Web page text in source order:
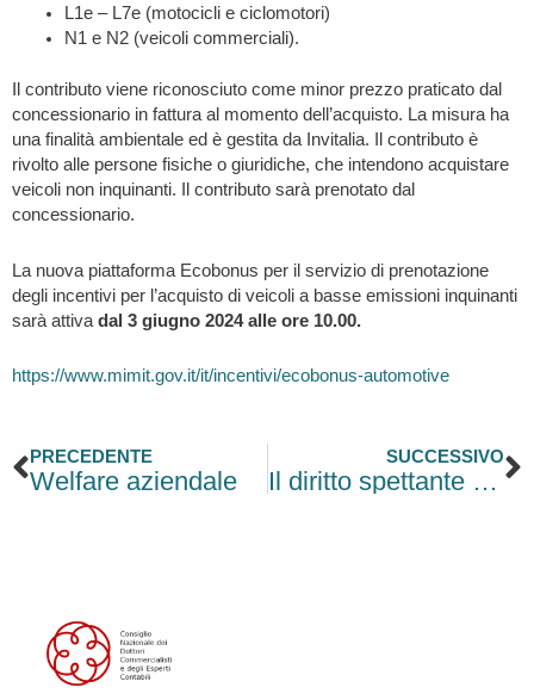
L1e – L7e (motocicli e ciclomotori)
N1 e N2 (veicoli commerciali).
Il contributo viene riconosciuto come minor prezzo praticato dal
concessionario in fattura al momento dell’acquisto. La misura ha
una finalità ambientale ed è gestita da Invitalia. Il contributo è
rivolto alle persone fisiche o giuridiche, che intendono acquistare
veicoli non inquinanti. Il contributo sarà prenotato dal
concessionario.
La nuova piattaforma Ecobonus per il servizio di prenotazione
degli incentivi per l’acquisto di veicoli a basse emissioni inquinanti
sarà attiva dal 3 giugno 2024 alle ore 10.00.
https://www.mimit.gov.it/it/incentivi/ecobonus-automotive
Precedente
PRECEDENTE
Welfare aziendale
SUCCESSIVO
Il diritto spettante al cliente ad ottenere copia della documentazione bancaria